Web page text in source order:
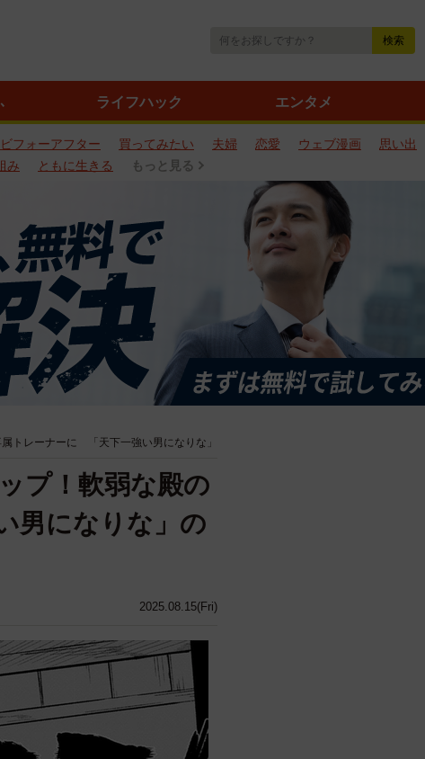
ライフハック エンタメ
ビフォーアフター 買ってみたい 夫婦 恋愛 ウェブ漫画 思い出
み ともに生きる もっと見る
トレーナーに 「天下一強い男になりな」
2025.08.15(Fri)
プ！軟弱な殿の
男になりな」の